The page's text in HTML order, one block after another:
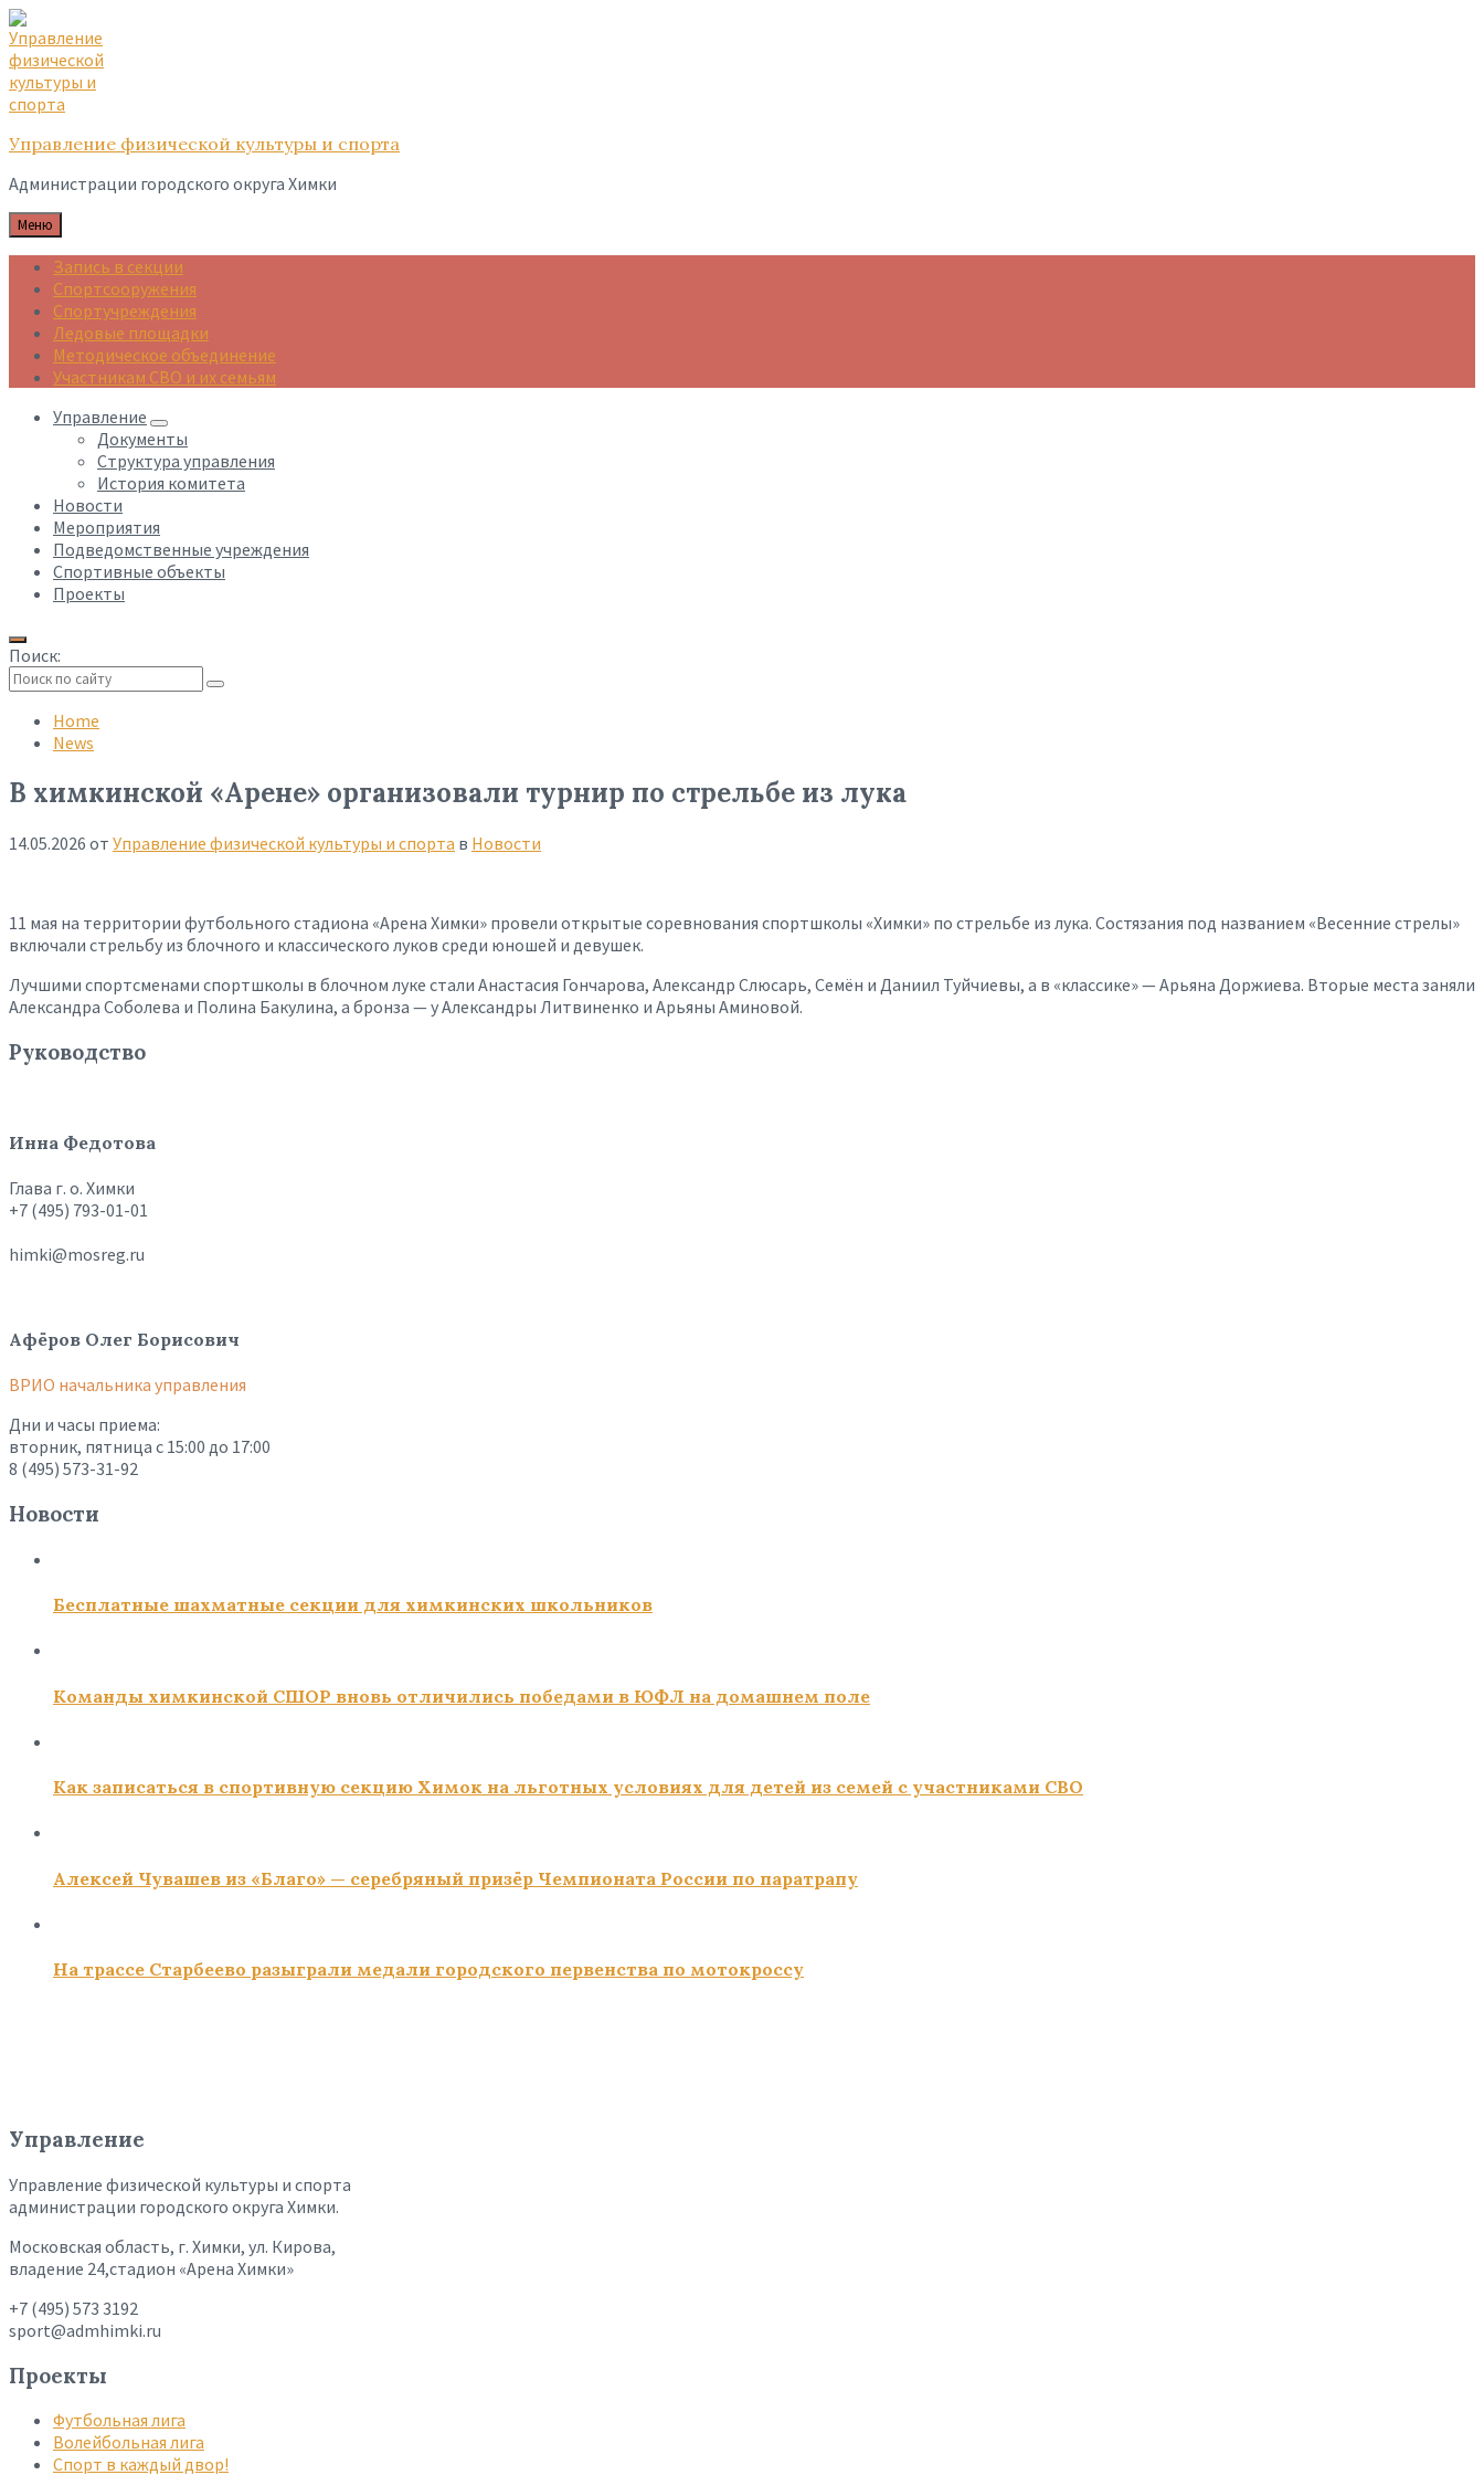
Skip
to
content
Skip
to
main
navigation
Skip
to
footer
Управление физической культуры и спорта
Администрации городского округа Химки
Меню
Запись в секции
Спортсооружения
Спортучреждения
Ледовые площадки
Методическое объединение
Участникам СВО и их семьям
Управление
Документы
Структура управления
История комитета
Новости
Мероприятия
Подведомственные учреждения
Спортивные объекты
Проекты
Поиск:
search
Home
News
В химкинской «Арене» организовали турнир по стрельбе из лука
14.05.2026 от Управление физической культуры и спорта в Новости
11 мая на территории футбольного стадиона «Арена Химки» провели открытые соревнования спортшколы «Химки» по стрельбе из лука. Состязания под названием «Весенние стрелы»
включали стрельбу из блочного и классического луков среди юношей и девушек.
Лучшими спортсменами спортшколы в блочном луке стали Анастасия Гончарова, Александр Слюсарь, Семён и Даниил Туйчиевы, а в «классике» — Арьяна Доржиева. Вторые места заняли
Александра Соболева и Полина Бакулина, а бронза — у Александры Литвиненко и Арьяны Аминовой.
Руководство
Инна Федотова
Глава г. о. Химки
+7 (495) 793-01-01
himki@mosreg.ru
Афёров Олег Борисович
ВРИО начальника управления
Дни и часы приема:
вторник, пятница с 15:00 до 17:00
8 (495) 573-31-92
Новости
Бесплатные шахматные секции для химкинских школьников
Команды химкинской СШОР вновь отличились победами в ЮФЛ на домашнем поле
Как записаться в спортивную секцию Химок на льготных условиях для детей из семей с участниками СВО
Алексей Чувашев из «Благо» — серебряный призёр Чемпионата России по паратрапу
На трассе Старбеево разыграли медали городского первенства по мотокроссу
Управление
Управление физической культуры и спорта
администрации городского округа Химки.
Московская область, г. Химки, ул. Кирова,
владение 24,стадион «Арена Химки»
+7 (495) 573 3192
sport@admhimki.ru
Проекты
Футбольная лига
Волейбольная лига
Спорт в каждый двор!